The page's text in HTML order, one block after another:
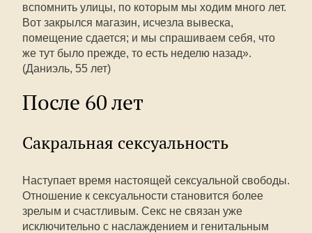
вспомнить улицы, по которым мы ходим много лет.
Вот закрылся магазин, исчезла вывеска,
помещение сдается; и мы спрашиваем себя, что
же тут было прежде, то есть неделю назад».
(Даниэль, 55 лет)
После 60 лет
Сакральная сексуальность
Наступает время настоящей сексуальной свободы.
Отношение к сексуальности становится более
зрелым и счастливым. Секс не связан уже
исключительно с наслаждением и генитальным